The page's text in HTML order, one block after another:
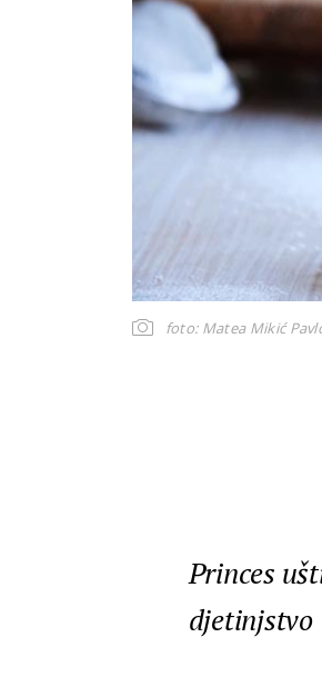
foto: Matea Mikić
Princes
djetinjstvo